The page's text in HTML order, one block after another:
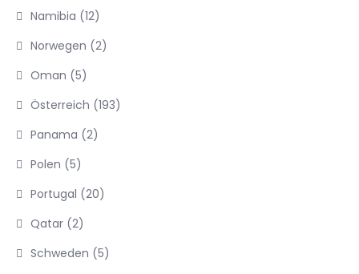
Namibia (12)
Norwegen (2)
Oman (5)
Österreich (193)
Panama (2)
Polen (5)
Portugal (20)
Qatar (2)
Schweden (5)